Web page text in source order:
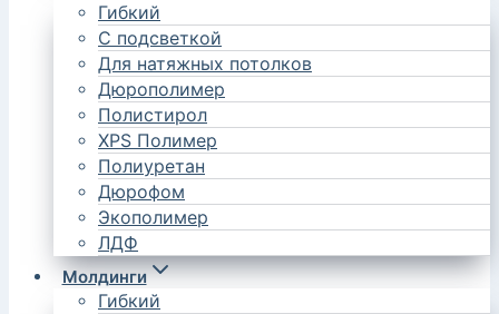
Гибкий
С подсветкой
Для натяжных потолков
Дюрополимер
Полистирол
XPS Полимер
Полиуретан
Дюрофом
Экополимер
ЛДФ
Молдинги
Гибкий